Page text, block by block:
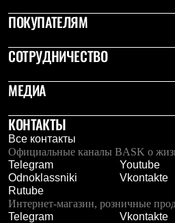
ПОКУПАТЕЛЯМ
СОТРУДНИЧЕСТВО
МЕДИА
КОНТАКТЫ
Все контакты
Официальные каналы BASK о
Telegram
Youtube
Odnoklassniki
Vkontakte
Rutube
Интернет-магазин, розничные
Telegram
Vkontakte